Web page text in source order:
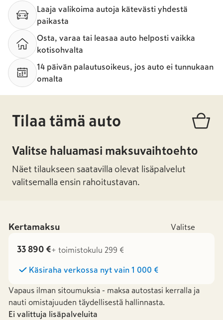
Laaja valikoima autoja kätevästi yhdestä
paikasta
Osta, varaa tai leasaa auto helposti vaikka
kotisohvalta
14 päivän palautusoikeus, jos auto ei tunnukaan
omalta
Tilaa tämä auto
Valitse haluamasi maksuvaihtoehto
Näet tilaukseen saatavilla olevat lisäpalvelut
valitsemalla ensin rahoitustavan.
Kertamaksu Valitse
33 890 €+ toimistokulu 299 €
Käsiraha verkossa nyt vain 1 000 €
Vapaus ilman sitoumuksia - maksa autostasi kerralla ja
nauti omistajuuden täydellisestä hallinnasta.
Ei valittuja lisäpalveluita